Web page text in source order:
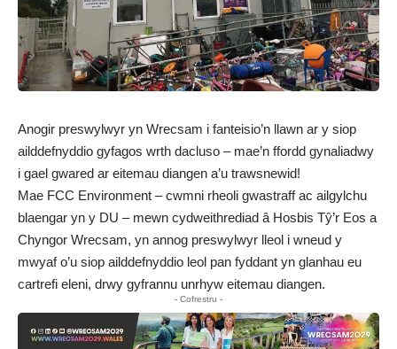
Anogir preswylwyr yn Wrecsam i fanteisio’n llawn ar y siop
ailddefnyddio gyfagos wrth dacluso – mae’n ffordd gynaliadwy
i gael gwared ar eitemau diangen a’u trawsnewid!
Mae FCC Environment – cwmni rheoli gwastraff ac ailgylchu
blaengar yn y DU – mewn cydweithrediad â Hosbis Tŷ’r Eos a
Chyngor Wrecsam, yn annog preswylwyr lleol i wneud y
mwyaf o’u siop ailddefnyddio leol pan fyddant yn glanhau eu
cartrefi eleni, drwy gyfrannu unrhyw eitemau diangen.
- Cofrestru -